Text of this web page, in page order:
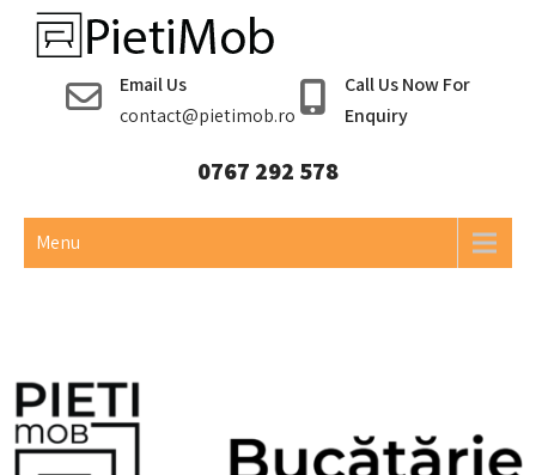
Pieti Mob
Email Us
contact@pietimob.ro
Call Us Now For
Enquiry
0767 292 578
Menu